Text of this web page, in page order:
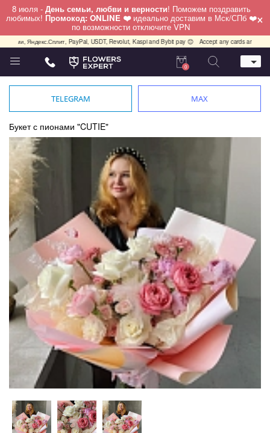
8 июля - День семьи, любви и верности! Поможем поздравить
любимых! Промокод: ONLINE ❤️ идеально доставим в Мск/СПб ❤️
по возможности отключите VPN ×
PayPal, USDT, Revolut, Kaspi and Bybit pay 😊 Accept any cards any country,
Телефон
+7 (812) 425 36 05
Санкт-Петербург,
Лизы Чайкиной 25
работаем круглосуточно
0
TELEGRAM MAX
Букет с пионами "CUTIE"